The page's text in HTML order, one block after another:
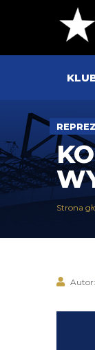
Strona
Autor: